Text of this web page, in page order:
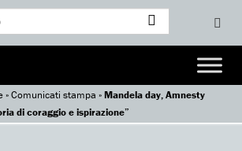
»Comunicati stampa »Mandela day, Amnesty
di coraggio e ispirazione”